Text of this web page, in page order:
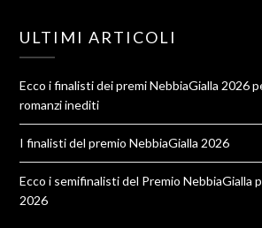
ULTIMI ARTICOLI
Ecco i finalisti dei premi NebbiaGialla 2026
romanzi inediti
I finalisti del premio NebbiaGialla 2026
Ecco i semifinalisti del Premio NebbiaGialla
2026